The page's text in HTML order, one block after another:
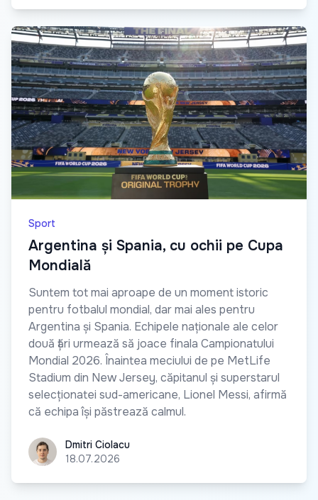
Sport
Argentina și Spania, cu ochii pe Cupa
Mondială
Suntem tot mai aproape de un moment istoric
pentru fotbalul mondial, dar mai ales pentru
Argentina și Spania. Echipele naționale ale celor
două țări urmează să joace finala Campionatului
Mondial 2026. Înaintea meciului de pe MetLife
Stadium din New Jersey, căpitanul și superstarul
selecționatei sud-americane, Lionel Messi, afirmă
că echipa își păstrează calmul.
Dmitri Ciolacu
Dmitri Ciolacu
18.07.2026